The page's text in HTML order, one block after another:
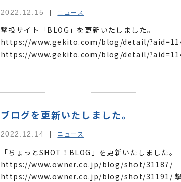
2022.12.15 ニュース
撃投サイト「BLOG」を更新いたしました。
https://www.gekito.com/blog/detail/
https://www.gekito.com/blog/detail/
ブログを更新いたしました。
2022.12.14 ニュース
「ちょっとSHOT！BLOG」を更新いたしました。
https://www.owner.co.jp/blog/shot/31187/
https://www.owner.co.jp/blog/shot/31191/ 撃